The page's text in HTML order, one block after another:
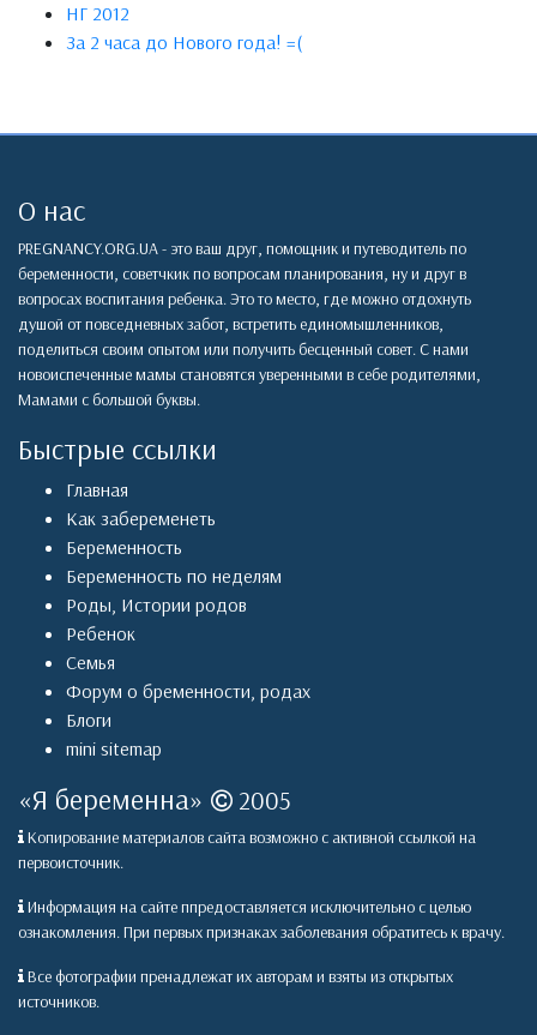
НГ 2012
За 2 часа до Нового года! =(
О нас
PREGNANCY.ORG.UA - это ваш друг, помощник и путеводитель по
беременности, советчкик по вопросам планирования, ну и друг в
вопросах воспитания ребенка. Это то место, где можно отдохнуть
душой от повседневных забот, встретить единомышленников,
поделиться своим опытом или получить бесценный совет. С нами
новоиспеченные мамы становятся уверенными в себе родителями,
Мамами с большой буквы.
Быстрые ссылки
Главная
Как забеременеть
Беременность
Беременность по неделям
Роды, Истории родов
Ребенок
Семья
Форум о бременности, родах
Блоги
mini sitemap
«Я беременна» 2005
Копирование материалов сайта возможно с активной ссылкой на
первоисточник.
Информация на сайте ппредоставляется исключительно с целью
ознакомления. При первых признаках заболевания обратитесь к врачу.
Все фотографии пренадлежат их авторам и взяты из открытых
источников.